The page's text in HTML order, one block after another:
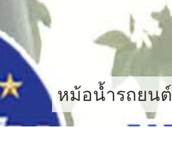
หม้อน้ำรถยนต์